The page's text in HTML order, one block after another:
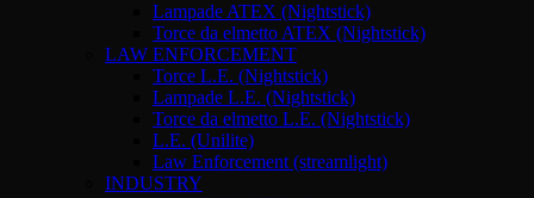
Lampade ATEX (Nightstick)
Torce da elmetto ATEX (Nightstick)
LAW ENFORCEMENT
Torce L.E. (Nightstick)
Lampade L.E. (Nightstick)
Torce da elmetto L.E. (Nightstick)
L.E. (Unilite)
Law Enforcement (streamlight)
INDUSTRY